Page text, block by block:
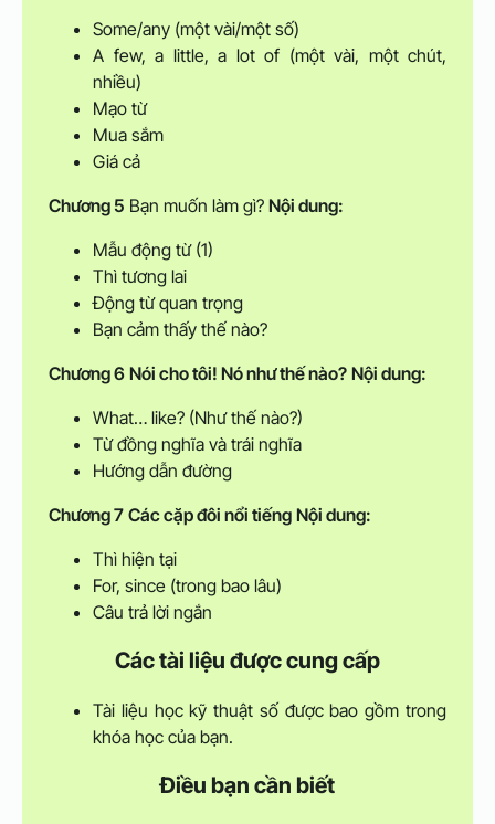
Some/any (một vài/một số)
A few, a little, a lot of (một vài, một chút,
nhiều)
Mạo từ
Mua sắm
Giá cả
Chương 5 Bạn muốn làm gì? Nội dung:
Mẫu động từ (1)
Thì tương lai
Động từ quan trọng
Bạn cảm thấy thế nào?
Chương 6 Nói cho tôi! Nó như thế nào? Nội dung:
What… like? (Như thế nào?)
Từ đồng nghĩa và trái nghĩa
Hướng dẫn đường
Chương 7 Các cặp đôi nổi tiếng Nội dung:
Thì hiện tại
For, since (trong bao lâu)
Câu trả lời ngắn
Các tài liệu được cung cấp
Tài liệu học kỹ thuật số được bao gồm trong
khóa học của bạn.
Điều bạn cần biết